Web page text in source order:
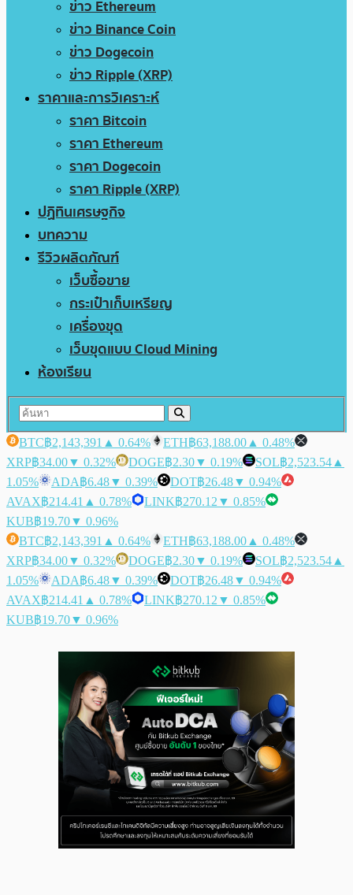
ข่าว Ethereum
ข่าว Binance Coin
ข่าว Dogecoin
ข่าว Ripple (XRP)
ราคาและการวิเคราะห์
ราคา Bitcoin
ราคา Ethereum
ราคา Dogecoin
ราคา Ripple (XRP)
ปฏิทินเศรษฐกิจ
บทความ
รีวิวผลิตภัณฑ์
เว็บซื้อขาย
กระเป๋าเก็บเหรียญ
เครื่องขุด
เว็บขุดแบบ Cloud Mining
ห้องเรียน
BTC฿2,143,391 ▲ 0.64% ETH฿63,188.00 ▲ 0.48%
XRP฿34.00▼ 0.32% DOGE฿2.30▼ 0.19% SOL฿2,523.54 ▲
1.05%
ADA฿6.48▼ 0.39% DOT฿26.48▼ 0.94%
AVAX฿214.41 ▲ 0.78% LINK฿270.12 ▼ 0.85%
KUB฿19.70▼ 0.96%
BTC฿2,143,391 ▲ 0.64% ETH฿63,188.00 ▲ 0.48%
XRP฿34.00▼ 0.32% DOGE฿2.30▼ 0.19% SOL฿2,523.54 ▲
1.05%
ADA฿6.48▼ 0.39% DOT฿26.48▼ 0.94%
AVAX฿214.41 ▲ 0.78% LINK฿270.12 ▼ 0.85%
KUB฿19.70▼ 0.96%